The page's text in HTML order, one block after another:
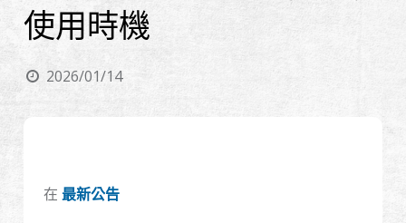
手槍
射擊訓練系列
使用時機
2026/01/14
在最新公告